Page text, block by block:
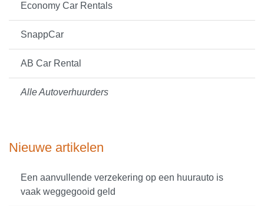
Economy Car Rentals
SnappCar
AB Car Rental
Alle Autoverhuurders
Nieuwe artikelen
Een aanvullende verzekering op een huurauto is
vaak weggegooid geld